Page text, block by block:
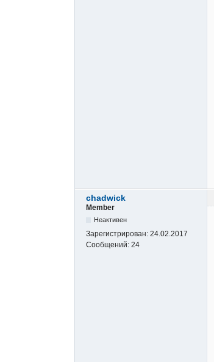
chadwick
Member
Неактивен
Зарегистрирован: 24.02.2017
Сообщений: 24